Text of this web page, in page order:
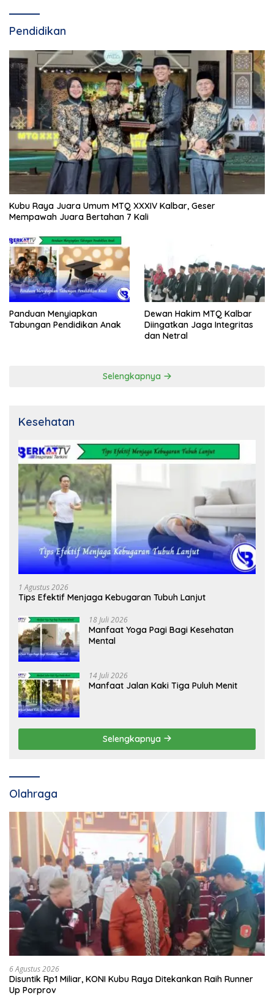
Pendidikan
Kubu Raya Juara Umum MTQ XXXIV Kalbar, Geser
Mempawah Juara Bertahan 7 Kali
Panduan Menyiapkan
Tabungan Pendidikan Anak
Dewan Hakim MTQ Kalbar
Diingatkan Jaga Integritas
dan Netral
Selengkapnya
Kesehatan
1 Agustus 2026
Tips Efektif Menjaga Kebugaran Tubuh Lanjut
18 Juli 2026
Manfaat Yoga Pagi Bagi Kesehatan
Mental
14 Juli 2026
Manfaat Jalan Kaki Tiga Puluh Menit
Selengkapnya
Olahraga
6 Agustus 2026
Disuntik Rp1 Miliar, KONI Kubu Raya Ditekankan Raih Runner
Up Porprov